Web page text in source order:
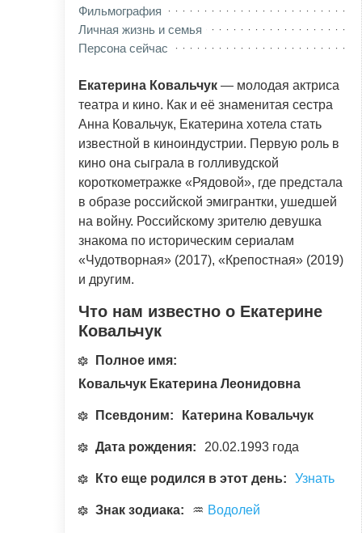
Фильмография
Личная жизнь и семья
Персона сейчас
Екатерина Ковальчук — молодая актриса
театра и кино. Как и её знаменитая сестра
Анна Ковальчук, Екатерина хотела стать
известной в киноиндустрии. Первую роль в
кино она сыграла в голливудской
короткометражке «Рядовой», где предстала
в образе российской эмигрантки, ушедшей
на войну. Российскому зрителю девушка
знакома по историческим сериалам
«Чудотворная» (2017), «Крепостная» (2019)
и другим.
Что нам известно о Екатерине
Ковальчук
Полное имя:
Ковальчук Екатерина Леонидовна
Псевдоним: Катерина Ковальчук
Дата рождения: 20.02.1993 года
Кто еще родился в этот день: Узнать
Знак зодиака: ♒ Водолей